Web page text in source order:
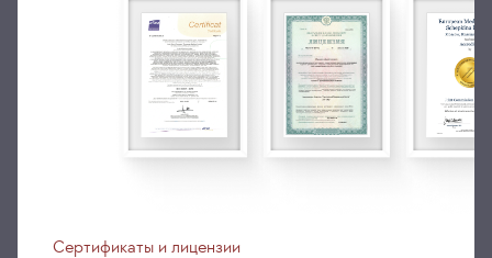
Сертификаты и лицензии